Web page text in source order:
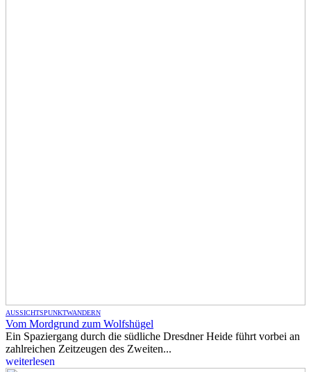
AUSSICHTSPUNKTWANDERN
Vom Mordgrund zum Wolfshügel
Ein Spaziergang durch die südliche Dresdner Heide führt vorbei an
zahlreichen Zeitzeugen des Zweiten...
weiterlesen